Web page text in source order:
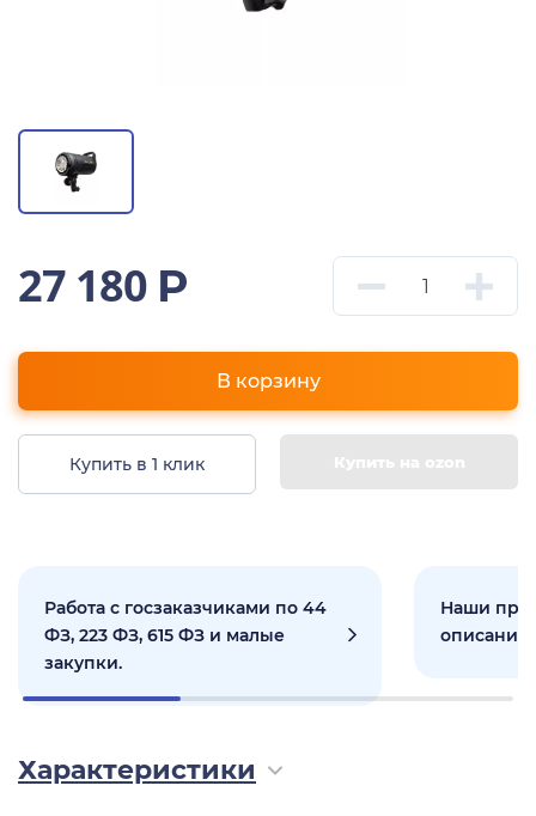
27 180 Р
В корзину
Купить в 1 клик Купить на ozon
Работа с госзаказчиками по 44
ФЗ, 223 ФЗ, 615 ФЗ и малые
закупки.
Наши
Характеристики